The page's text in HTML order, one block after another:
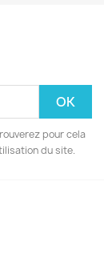
pour cela
du site.